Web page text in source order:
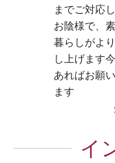
までご対応
お陰様で、
暮らしがよ
し上げます
あればお願
ます
イ